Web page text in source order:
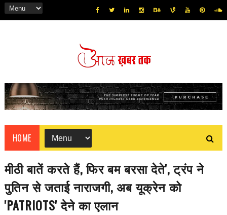
HOME
मीठी बातें करते हैं, फिर बम बरसा देते', ट्रंप ने
पुतिन से जताई नाराजगी, अब यूक्रेन को
'PATRIOTS' देने का एलान